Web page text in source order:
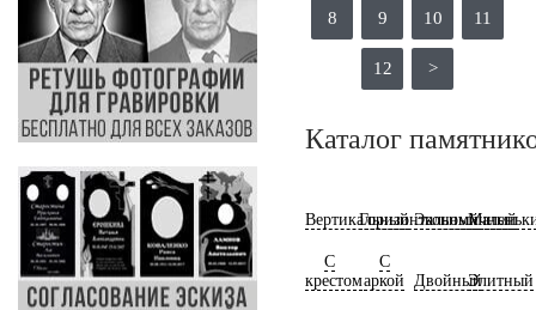
8 9 10 11
12 >
Каталог
ВертикальныйГоризонтальный
Экономичный
С
крестом
С
аркой
ДвойныйЭлитный